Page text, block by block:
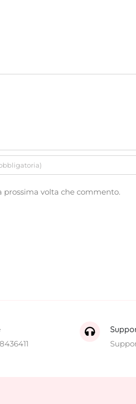
prossima volta che commento.